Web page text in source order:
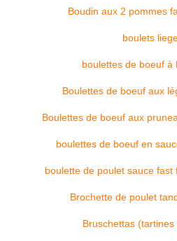
Boudin aux 2 pommes
boulets
boulettes de boeuf à
Boulettes de boeuf aux
Boulettes de boeuf aux
boulettes de boeuf en
boulette de poulet sauce fast
Brochette de poulet
Bruschettas